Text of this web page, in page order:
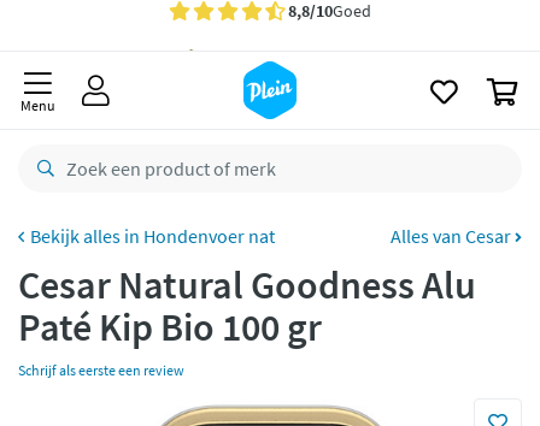
Gratisbezorging vanaf 35,- *
Bestelling uiterlijkzaterdag
retourneren
Betaal met Klarna
Menu
Hondenvoer nat Alles van Cesar
Cesar Natural Goodness Alu
Paté Kip Bio 100 gr
Schrijf als eerste een review